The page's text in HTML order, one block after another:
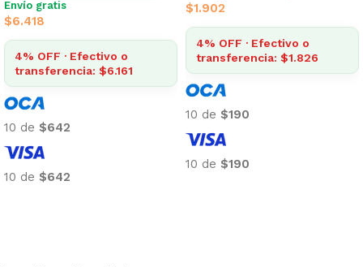
$
4% OFF · Efectivo o
transferencia: $1.826
4% OFF · Efectivo
transferencia: